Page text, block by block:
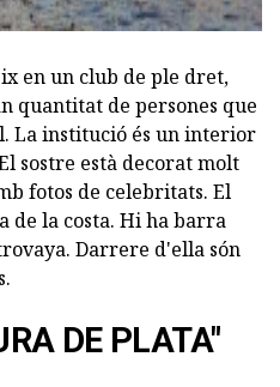
en un club de ple dret,
quantitat de persones que
La institució és un interior
sostre està decorat molt
fotos de celebritats. El
de la costa. Hi ha barra
Darrere d'ella són
DE PLATA"